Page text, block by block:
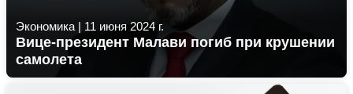
Экономика | 11 июня 2024 г.
Вице-президент Малави погиб при крушении
самолета